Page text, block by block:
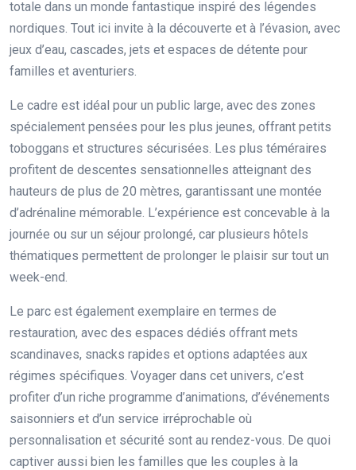
totale dans un monde fantastique inspiré des légendes
nordiques. Tout ici invite à la découverte et à l’évasion, avec
jeux d’eau, cascades, jets et espaces de détente pour
familles et aventuriers.
Le cadre est idéal pour un public large, avec des zones
spécialement pensées pour les plus jeunes, offrant petits
toboggans et structures sécurisées. Les plus téméraires
profitent de descentes sensationnelles atteignant des
hauteurs de plus de 20 mètres, garantissant une montée
d’adrénaline mémorable. L’expérience est concevable à la
journée ou sur un séjour prolongé, car plusieurs hôtels
thématiques permettent de prolonger le plaisir sur tout un
week-end.
Le parc est également exemplaire en termes de
restauration, avec des espaces dédiés offrant mets
scandinaves, snacks rapides et options adaptées aux
régimes spécifiques. Voyager dans cet univers, c’est
profiter d’un riche programme d’animations, d’événements
saisonniers et d’un service irréprochable où
personnalisation et sécurité sont au rendez-vous. De quoi
captiver aussi bien les familles que les couples à la